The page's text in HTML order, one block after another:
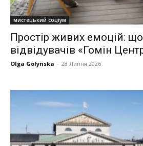
мистецький соціум
Простір живих емоцій:
відвідувачів «Гомін
Olga Golynska - 28 Липня 2026